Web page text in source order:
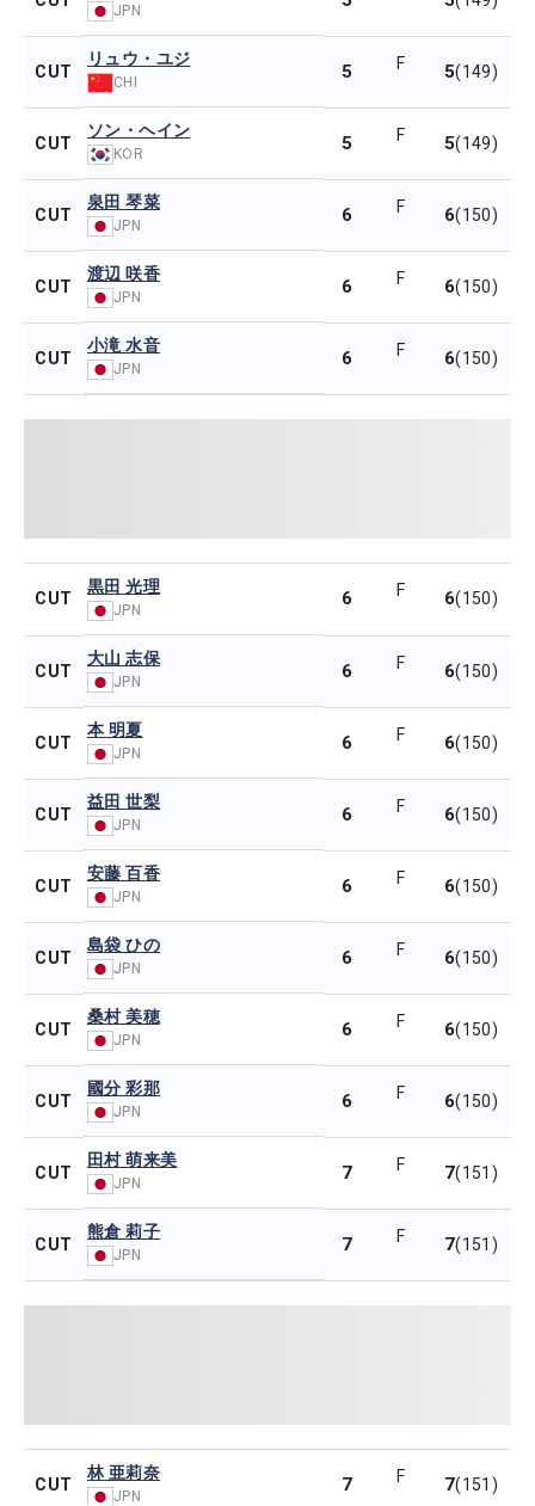
JPN
CUT
リュウ・ユジ
CHI 5 F 5(149)
CUT
ソン・ヘイン
KOR 5 F 5(149)
CUT
泉田 琴菜
JPN 6 F 6(150)
CUT
渡辺 咲香
JPN 6 F 6(150)
CUT
小滝 水音
JPN 6 F 6(150)
CUT
黒田 光理
JPN
6 F 6(150)
CUT
大山 志保
JPN 6 F 6(150)
CUT
本 明夏
JPN 6 F 6(150)
CUT
益田 世梨
JPN 6 F 6(150)
CUT
安藤 百香
JPN 6 F 6(150)
CUT
島袋 ひの
JPN 6 F 6(150)
CUT
桑村 美穂
JPN 6 F 6(150)
CUT
國分 彩那
JPN 6 F 6(150)
CUT
田村 萌来美
JPN 7 F 7(151)
CUT
熊倉 莉子
JPN 7 F 7(151)
CUT
林 亜莉奈
JPN
7 F 7(151)